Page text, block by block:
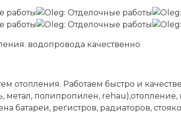
отопления. Работаем быстро и
метал, полипропилен,
батареи, регистров, радиаторов,